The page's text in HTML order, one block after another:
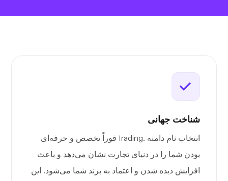
شناخت جهانی
انتخاب نام دامنه .trading فوراً تخصص و حرفه‌ای
بودن شما را در دنیای تجارت نشان می‌دهد و باعث
افزایش دیده شدن و اعتماد به برند شما می‌شود. این